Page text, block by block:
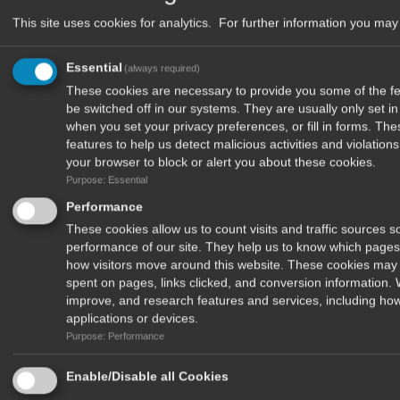
Δέχομαι να λαμβάνω newsletters από το περιοδικό Το Ψάρεμα και
τα μυστικά του
This site uses cookies for analytics. For further information you
Essential (always required)
These cookies are necessary to provide you some of the
be switched off in our systems. They are usually only set
when you set your privacy preferences, or fill in forms.
features to help us detect malicious activities and
your browser to block or alert you about these cookies.
Purpose: Essential
Performance
These cookies allow us to count visits and traffic sources
performance of our site. They help us to know which
how visitors move around this website. These cookies
spent on pages, links clicked, and conversion
improve, and research features and services, including
applications or devices.
Purpose: Performance
Enable/Disable all Cookies